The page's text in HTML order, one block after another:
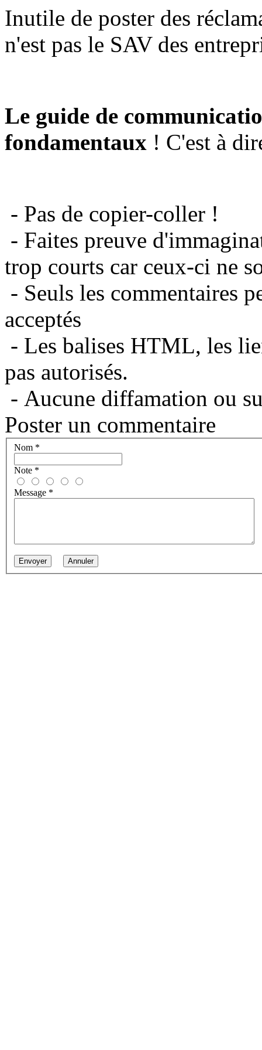
Inutile de poster des
n'est pas le SAV des
Le guide de
fondamentaux ! C'est à
- Pas de copier-coller !
- Faites preuve
trop courts car ceux-ci ne
- Seuls les commentaires
acceptés
- Les balises HTML, les
pas autorisés.
- Aucune diffamation ou
Poster un commentaire
Nom *
Note *
Message *